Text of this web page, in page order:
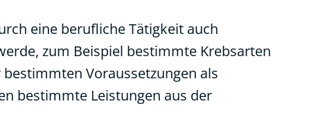
eine berufliche Tätigkeit auch
zum Beispiel bestimmte Krebsarten
Voraussetzungen als
bestimmte Leistungen aus der